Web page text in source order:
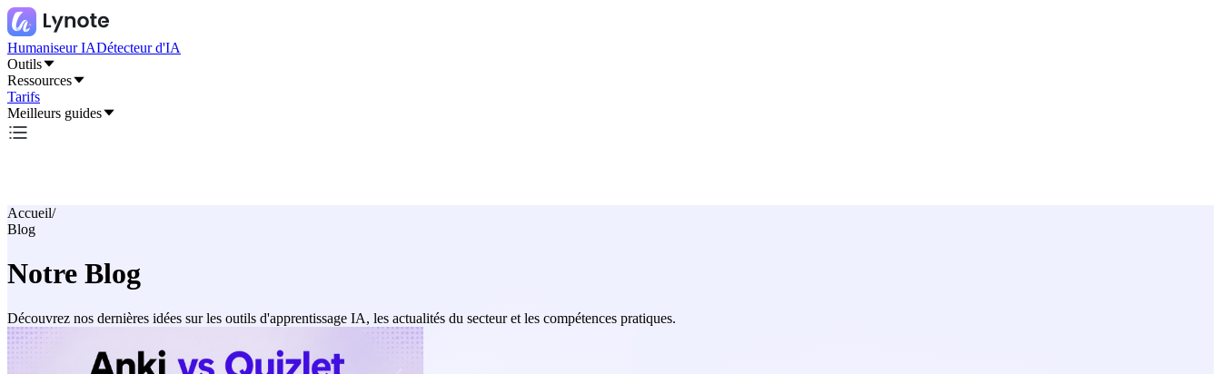
Humaniseur IADétecteur d'IA
Outils
Ressources
Tarifs
Meilleurs guides
Accueil/
Blog
Notre Blog
Découvrez nos dernières idées sur les outils d'apprentissage IA, les actualités du secteur et les compétences pratiques.